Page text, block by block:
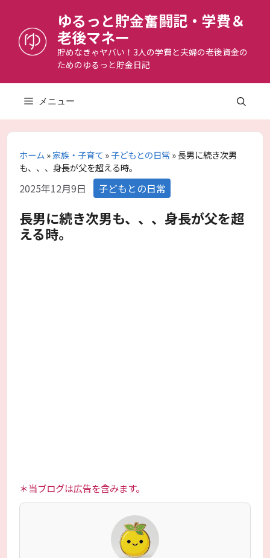
へ
ゆるっと貯金奮闘記・学費＆
老後マネー
貯めなきゃヤバい！3人の学費と夫婦の老後資金の
ためのゆるっと貯金日記
メニュー
ホーム»家族・子育て»子どもとの日常 »長男に続き次男
も、、、身長が父を超える時。
2025年12月9日 カ
テ
ゴ
リ
子どもとの日常
長男に続き次男も、、、身長が父を超
える時。
＊当ブログは広告を含みます。